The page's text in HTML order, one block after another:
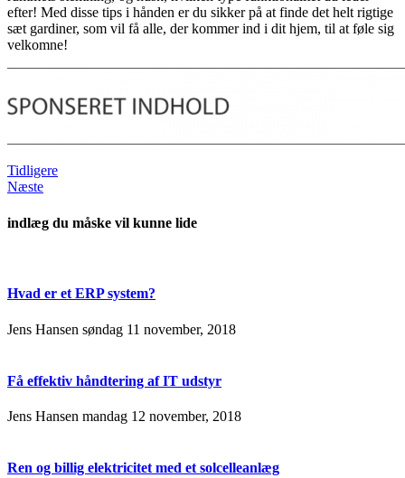
efter! Med disse tips i hånden er du sikker på at finde det helt rigtige
sæt gardiner, som vil få alle, der kommer ind i dit hjem, til at føle sig
velkomne!
Tidligere
Næste
indlæg du måske vil kunne lide
Hvad er et ERP system?
Jens Hansen søndag 11 november, 2018
Få effektiv håndtering af IT udstyr
Jens Hansen mandag 12 november, 2018
Ren og billig elektricitet med et solcelleanlæg